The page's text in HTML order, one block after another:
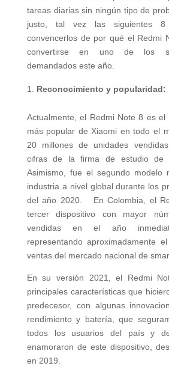
tareas diarias sin ningún tipo de
justo, tal vez las siguientes 8
convencerlos de por qué el Redmi
convertirse en uno de los
demandados este año.
Reconocimiento y popularidad:
Actualmente, el Redmi Note 8 es el
más popular de Xiaomi en todo el
20 millones de unidades
cifras de la firma de estudio de
Asimismo, fue el segundo modelo
industria a nivel global durante los
del año 2020. En Colombia, el
tercer dispositivo con mayor
vendidas en el año
representando aproximadamente
ventas del mercado nacional de
En su versión 2021, el Redmi
principales características que
predecesor, con algunas
rendimiento y batería, que
todos los usuarios del país y
enamoraron de este dispositivo,
en 2019.